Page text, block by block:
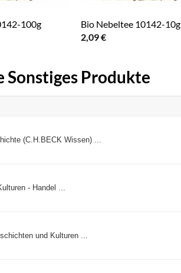
100g
Bio Nebeltee 10142-10g
2,09€
Sonstiges Produkte
(C.H.BECK Wissen) ...
- Handel ...
und Kulturen ...